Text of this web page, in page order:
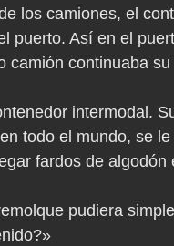
los camiones, el
puerto. Así en el
camión continuaba su
intermodal.
todo el mundo, se
fardos de algodón
pudiera